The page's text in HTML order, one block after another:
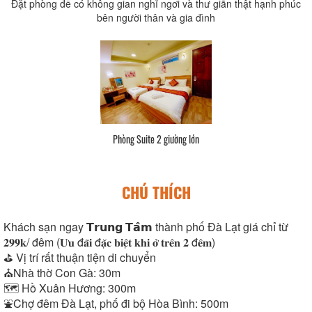
Đặt phòng để có không gian nghỉ ngơi và thư giãn thật hạnh phúc
bên người thân và gia đình
Phòng Suite 2 giường lớn
CHÚ THÍCH
Khách sạn ngay 𝗧𝗿𝘂𝗻𝗴 𝗧𝗮̂𝗺 thành phố Đà Lạt giá chỉ từ
𝟐𝟗𝟗𝐤/ đêm (𝐔̛𝐮 đ𝐚̃𝐢 đ𝐚̣̆𝐜 𝐛𝐢𝐞̣̂𝐭 𝐤𝐡𝐢 𝐨̛̉ 𝐭𝐫𝐞̂𝐧 𝟐 đ𝐞̂𝐦)
⛳️ Vị trí rất thuận tiện di chuyển
⛪Nhà thờ Con Gà: 30m
🗺 Hồ Xuân Hương: 300m
⛲Chợ đêm Đà Lạt, phố đi bộ Hòa Bình: 500m